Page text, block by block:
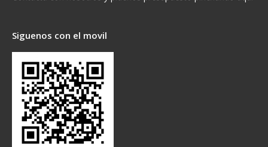
Siguenos con el movil